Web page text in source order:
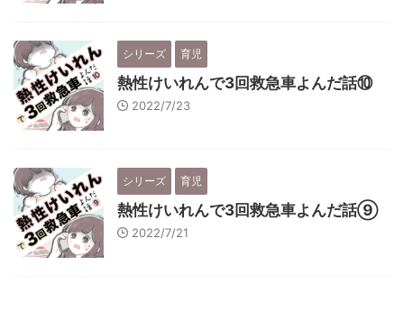
シリーズ 育児
熱性けいれんで3回救急車よんだ話⑩
2022/7/23
シリーズ 育児
熱性けいれんで3回救急車よんだ話⑨
2022/7/21